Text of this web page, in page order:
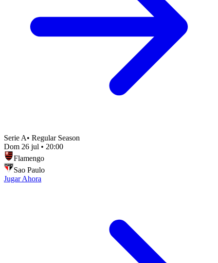
Serie A• Regular Season
Dom 26 jul • 20:00
Flamengo
Sao Paulo
Jugar Ahora